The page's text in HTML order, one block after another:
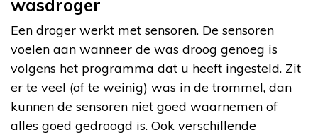
wasdroger
Een droger werkt met sensoren. De sensoren
voelen aan wanneer de was droog genoeg is
volgens het programma dat u heeft ingesteld. Zit
er te veel (of te weinig) was in de trommel, dan
kunnen de sensoren niet goed waarnemen of
alles goed gedroogd is. Ook verschillende